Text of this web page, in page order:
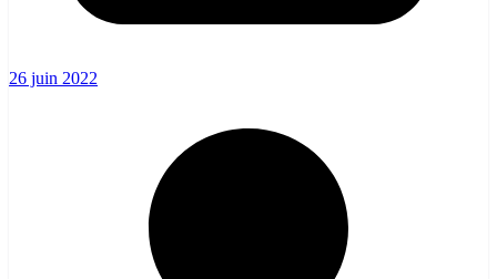
26 juin 2022